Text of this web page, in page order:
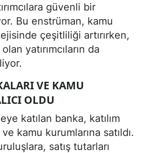
güvenli bir
Bu enstrüman, kamu
çeşitliliği artırırken,
yatırımcıların da
VE KAMU
OLDU
katılan banka, katılım
kamu kurumlarına satıldı.
satış tutarları